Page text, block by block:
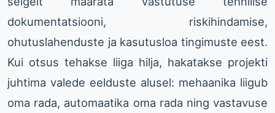
dokumentatsiooni, riskihindamise,
ohutuslahenduste ja kasutusloa tingimuste eest.
Kui otsus tehakse liiga hilja, hakatakse projekti
juhtima valede eelduste alusel: mehaanika liigub
oma rada, automaatika oma rada ning vastavuse